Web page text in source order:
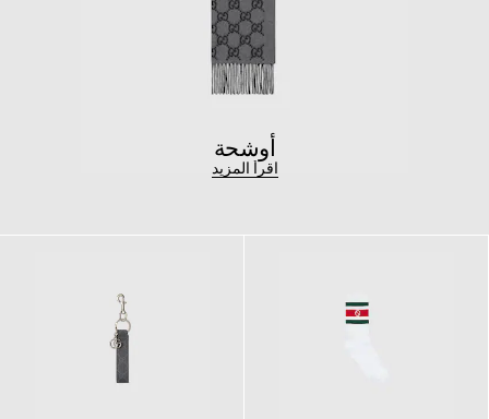
أوشحة
اقرأ المزيد